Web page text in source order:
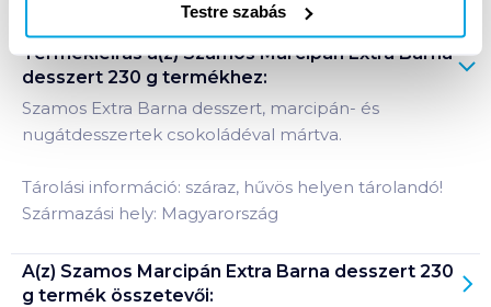
Testre szabás
Termékleírás a(z)Szamos Marcipán Extra Barna
desszert 230 g termékhez:
Szamos Extra Barna desszert, marcipán- és
nugátdesszertek csokoládéval mártva.
Tárolási információ: száraz, hűvös helyen tárolandó!
Származási hely: Magyarország
A(z) Szamos Marcipán Extra Barna desszert 230
g termék összetevői: